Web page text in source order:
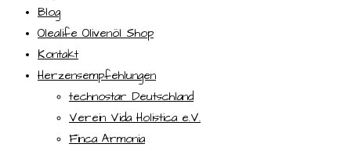
Blog
Olealife Olivenöl Shop
Kontakt
Herzensempfehlungen
technostar Deutschland
Verein Vida Holistica e.V.
Finca Armonia